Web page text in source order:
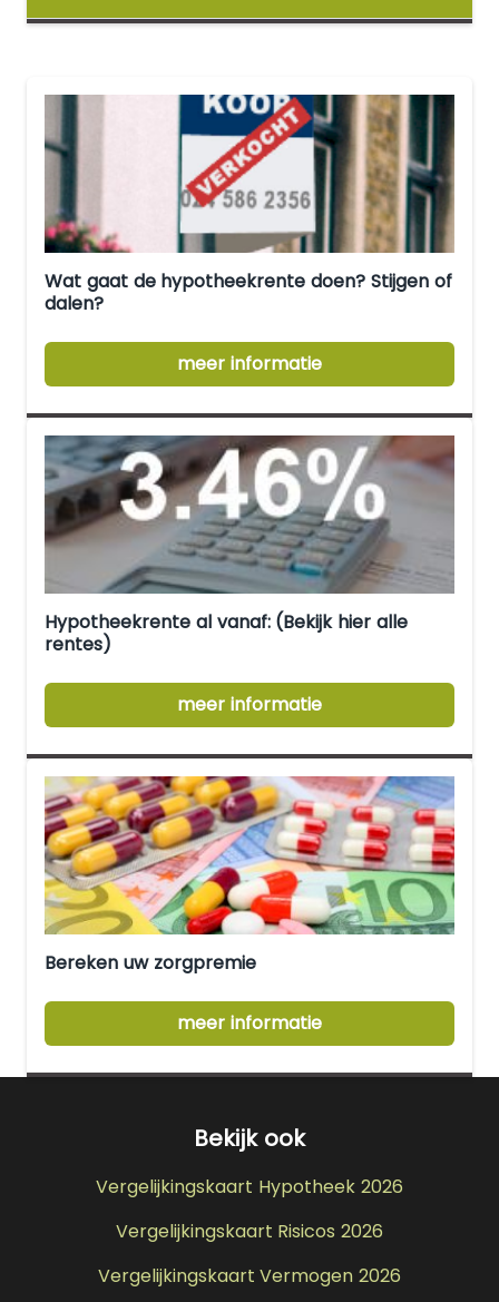
Wat gaat de hypotheekrente doen? Stijgen of
dalen?
meer informatie
Hypotheekrente al vanaf: (Bekijk hier alle
rentes)
meer informatie
Bereken uw zorgpremie
meer informatie
Bekijk ook
Vergelijkingskaart Hypotheek 2026
Vergelijkingskaart Risicos 2026
Vergelijkingskaart Vermogen 2026